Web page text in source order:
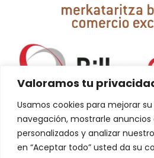
Valoramos tu
Usamos cookies para mejorar
navegación, mostrarle
personalizados y analizar
en “Aceptar todo” usted da su